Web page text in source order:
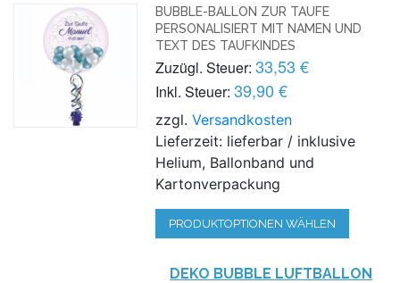
BUBBLE-BALLON ZUR TAUFE
PERSONALISIERT MIT NAMEN UND
TEXT DES TAUFKINDES
Zuzügl. Steuer: 33,53 €
Inkl. Steuer: 39,90 €
zzgl.Versandkosten
Lieferzeit: lieferbar / inklusive
Helium, Ballonband und
Kartonverpackung
PRODUKTOPTIONEN WÄHLEN
DEKO BUBBLE LUFTBALLON